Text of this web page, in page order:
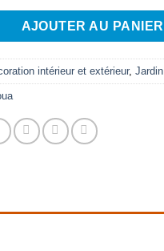
AJOUTER AU PANIER
intérieur et extérieur, Jardin